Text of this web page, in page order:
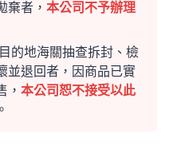
棄者， 本公司不予辦理
的地海關抽查拆封、檢
並退回者，因商品已實
， 本公司恕不接受以此
。